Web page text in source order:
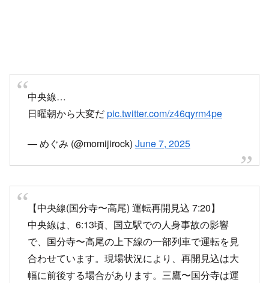
中央線…
日曜朝から大変だpic.twitter.com/z46qyrm4pe
— めぐみ (@momijirock) June 7, 2025
【中央線(国分寺〜高尾) 運転再開見込 7:20】
中央線は、6:13頃、国立駅での人身事故の影響
で、国分寺〜高尾の上下線の一部列車で運転を見
合わせています。現場状況により、再開見込は大
幅に前後する場合があります。三鷹〜国分寺は運